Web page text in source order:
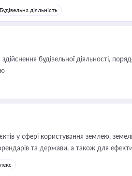
керівника, юриста або бухгалтера
угод і перевірки статусу суб'єктів
Будівельна діяльність
будівельної діяльності,
у сфері користування землею,
та держави, а також для